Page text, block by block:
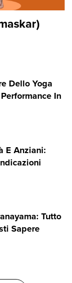
Dello Yoga
In
E Anziani:
Tutto
Sapere